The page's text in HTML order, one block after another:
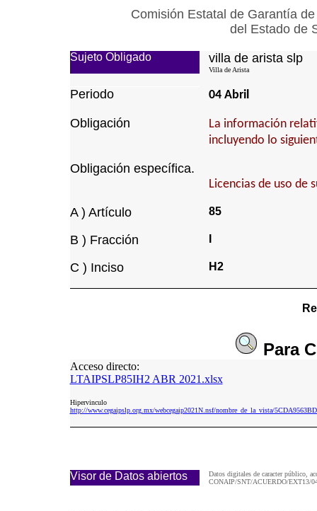
Comisión Estatal de Garantía
del Estado de
Sujeto Obligado villa de arista slp
Villa de Arista
Periodo 04 Abril
Obligación
La información
incluyendo lo
Obligación específica.
Licencias de uso de
A ) Artículo 85
B ) Fracción
C ) Inciso H2
Para
Acceso directo:
LTAIPSLP85IH2 ABR 2021.xlsx
Hipervinculo
http://www.cegaipslp.org.mx/webcegaip2021N.nsf/nombre_de_la_vista/
Visor de Datos abiertos
Datos digitales de caracter público,
CONAIP/SNT/ACUERDO/EXT13/